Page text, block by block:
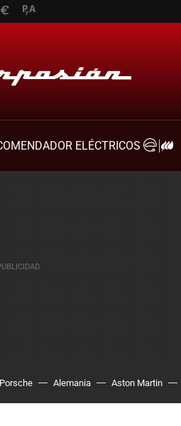
ELÉCTRICOS
Porsche Alemania Aston Martin